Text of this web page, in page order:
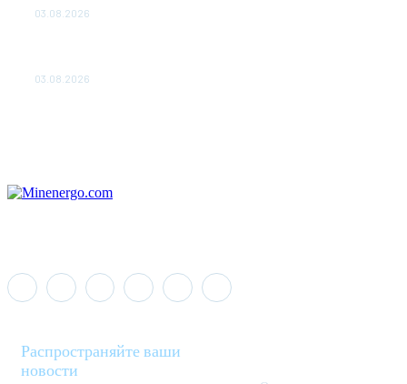
03.08.2026
03.08.2026
Распространяйте ваши
новости